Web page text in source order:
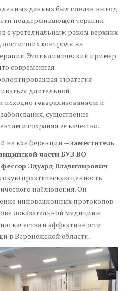
данных был сделан вывод
поддерживающей терапии
с уротелиальным раком верхних
контроля на
Этот клинический пример
современная
стратегия
длительной
исходно генерализованном и
существенно
и сохраняя её качество.
на конференции —заместитель
части БУЗ ВО
Эдуард Владимирович
практическую ценность
наблюдения. Он
инновационных протоколов
доказательной медицины
качества и эффективности
в Воронежской области.